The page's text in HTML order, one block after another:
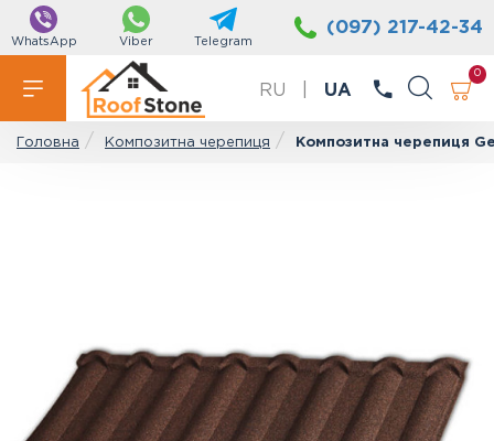
WhatsApp Viber Telegram
(097) 217-42-34
RU UA
0
Головна Композитна черепиця Композитна черепиця